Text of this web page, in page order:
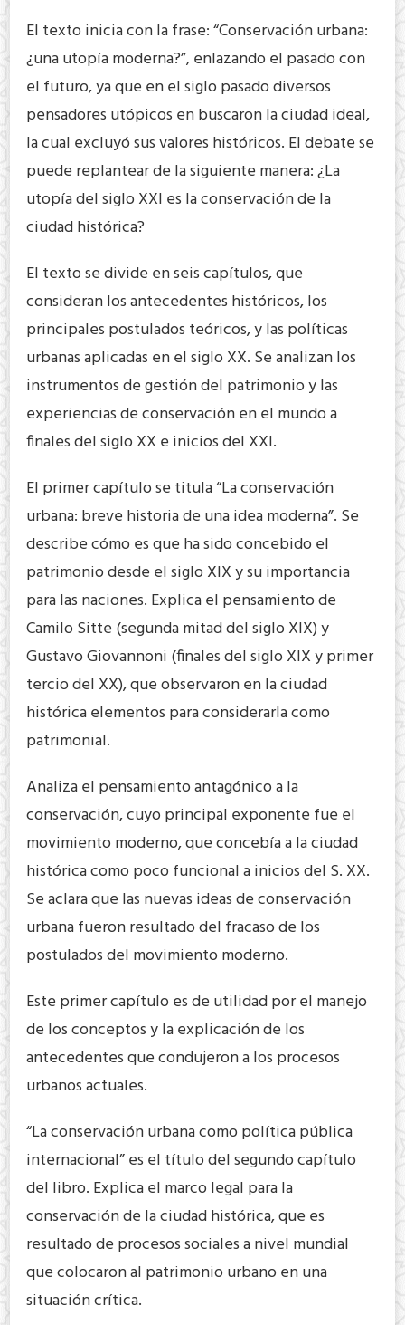
El texto inicia con la frase: “Conservación urbana:
¿una utopía moderna?”, enlazando el pasado con
el futuro, ya que en el siglo pasado diversos
pensadores utópicos en buscaron la ciudad ideal,
la cual excluyó sus valores históricos. El debate se
puede replantear de la siguiente manera: ¿La
utopía del siglo XXI es la conservación de la
ciudad histórica?
El texto se divide en seis capítulos, que
consideran los antecedentes históricos, los
principales postulados teóricos, y las políticas
urbanas aplicadas en el siglo XX. Se analizan los
instrumentos de gestión del patrimonio y las
experiencias de conservación en el mundo a
finales del siglo XX e inicios del XXI.
El primer capítulo se titula “La conservación
urbana: breve historia de una idea moderna”. Se
describe cómo es que ha sido concebido el
patrimonio desde el siglo XIX y su importancia
para las naciones. Explica el pensamiento de
Camilo Sitte (segunda mitad del siglo XIX) y
Gustavo Giovannoni (finales del siglo XIX y primer
tercio del XX), que observaron en la ciudad
histórica elementos para considerarla como
patrimonial.
Analiza el pensamiento antagónico a la
conservación, cuyo principal exponente fue el
movimiento moderno, que concebía a la ciudad
histórica como poco funcional a inicios del S. XX.
Se aclara que las nuevas ideas de conservación
urbana fueron resultado del fracaso de los
postulados del movimiento moderno.
Este primer capítulo es de utilidad por el manejo
de los conceptos y la explicación de los
antecedentes que condujeron a los procesos
urbanos actuales.
“La conservación urbana como política pública
internacional” es el título del segundo capítulo
del libro. Explica el marco legal para la
conservación de la ciudad histórica, que es
resultado de procesos sociales a nivel mundial
que colocaron al patrimonio urbano en una
situación crítica.